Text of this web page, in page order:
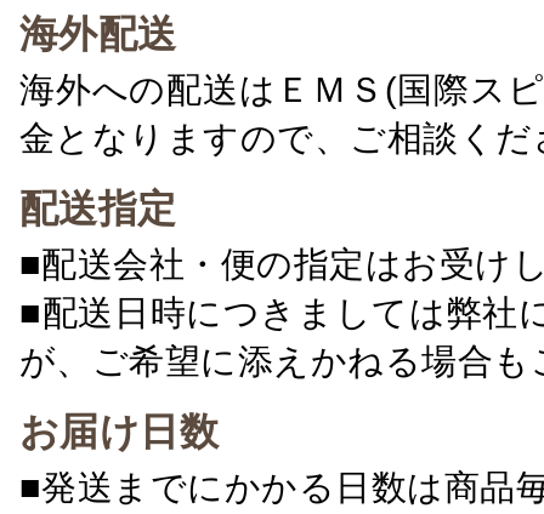
海外配送
海外への配送はＥＭＳ(国際ス
金となりますので、ご相談くだ
配送指定
■配送会社・便の指定はお受け
■配送日時につきましては弊社
が、ご希望に添えかねる場合
お届け日数
■発送までにかかる日数は商品